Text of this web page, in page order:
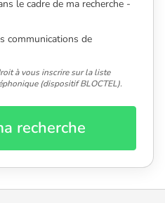
le cadre de ma recherche -
communications de
à vous inscrire sur la liste
(dispositif BLOCTEL).
recherche